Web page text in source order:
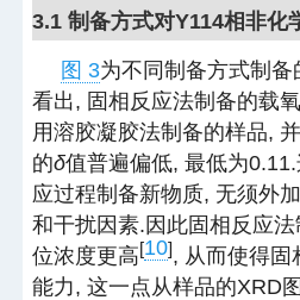
3.1 制备方式对Y114相非化
图 3为不同制备方式制
看出, 固相反应法制备的载
用溶胶凝胶法制备的样品,
的δ值普遍偏低, 最低为
应过程制备新物质, 无须外
和干扰因素.因此固相反应
位浓度更高[10], 从而使得固
能力, 这一点从样品的XRD